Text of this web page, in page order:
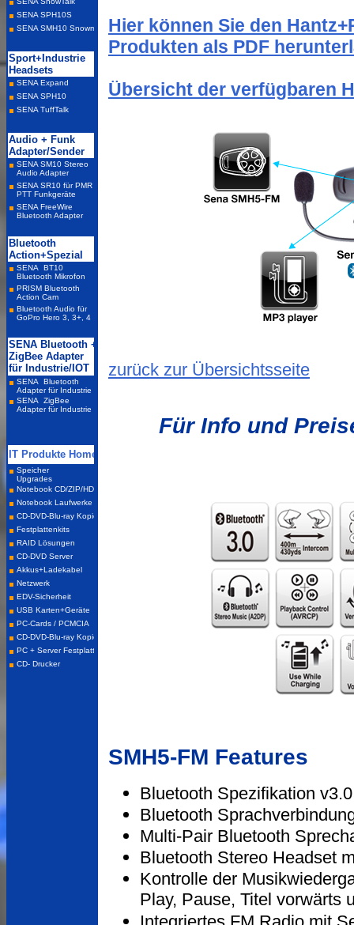
Hier können Sie den
Produkten als PDF
Übersicht der verfügbaren
zurück zur Übersichtsseite
Für Info und
SMH5-FM Features
Bluetooth Spezifikation v3.0
Bluetooth
Multi-Pair Bluetooth
Bluetooth Stereo Headset
Kontrolle der
Play, Pause, Titel vorwärts